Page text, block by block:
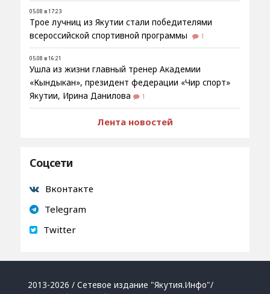
05.08 в 17:23
Трое лучниц из Якутии стали победителями
всероссийской спортивной программы
1
05.08 в 16:21
Ушла из жизни главный тренер Академии
«Кындыкан», президент федерации «Чир спорт»
Якутии, Ирина Данилова
1
Лента новостей
Соцсети
Вконтакте
Telegram
Twitter
2013-2026 / Сетевое издание "Якутия.Инфо"/